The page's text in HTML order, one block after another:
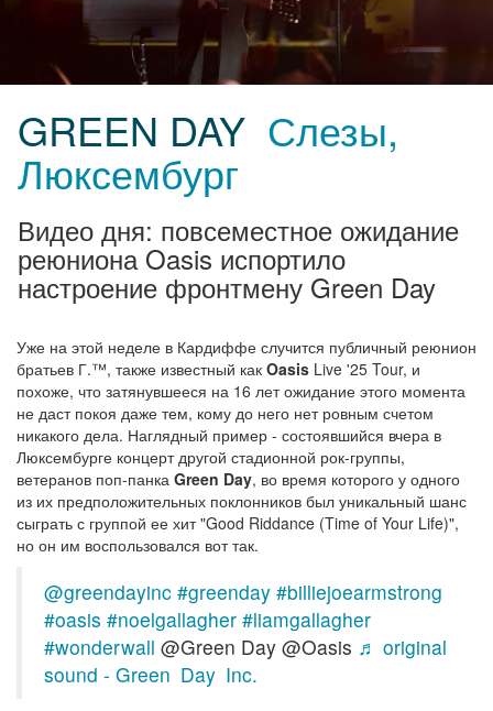
GREEN DAY Слезы,
Люксембург
Видео дня: повсеместное ожидание
реюниона Oasis испортило
настроение фронтмену Green Day
Уже на этой неделе в Кардиффе случится публичный реюнион
братьев Г.™, также известный как Oasis Live '25 Tour, и
похоже, что затянувшееся на 16 лет ожидание этого момента
не даст покоя даже тем, кому до него нет ровным счетом
никакого дела. Наглядный пример - состоявшийся вчера в
Люксембурге концерт другой стадионной рок-группы,
ветеранов поп-панка Green Day, во время которого у одного
из их предположительных поклонников был уникальный шанс
сыграть с группой ее хит "Good Riddance (Time of Your Life)",
но он им воспользовался вот так.
@greendayinc #greenday #billiejoearmstrong
#oasis #noelgallagher #liamgallagher
#wonderwall @Green Day @Oasis ♬ original
sound - Green Day Inc.